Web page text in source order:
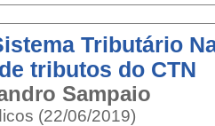
Tributário
tributos do CTN
Sampaio
(22/06/2019)